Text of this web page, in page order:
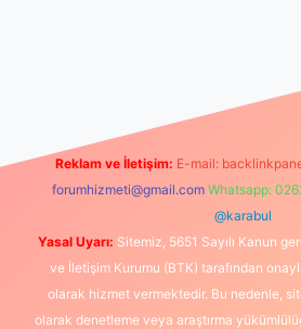
Reklam ve İletişim: E-mail:
forumhizmeti@gmail.com Whatsapp:
@karabul
Yasal Uyarı: Sitemiz, 5651 Sayılı Kanun
ve İletişim Kurumu (BTK) tarafından
olarak hizmet vermektedir. Bu nedenle,
olarak denetleme veya araştırma